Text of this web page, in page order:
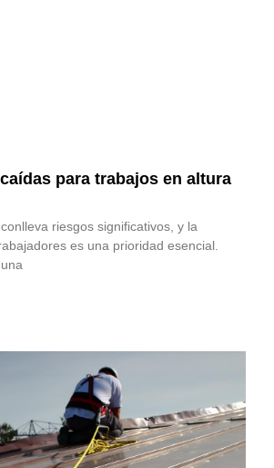
para trabajos en altura
riesgos significativos, y la
es una prioridad esencial.